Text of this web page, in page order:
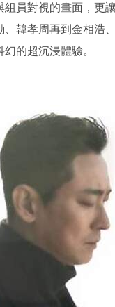
員對視的畫面，更
、韓孝周再到金相浩
的超沉浸體驗。